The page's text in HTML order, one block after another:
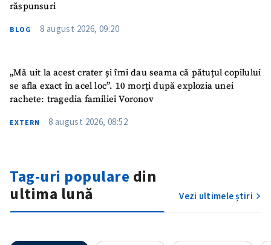
răspunsuri
BLOG 8 august 2026, 09:20
„Mă uit la acest crater și îmi dau seama că pătuțul copilului
se afla exact în acel loc”. 10 morți după explozia unei
rachete: tragedia familiei Voronov
EXTERN 8 august 2026, 08:52
Tag-uri populare din
ultima lună
Vezi ultimele știri